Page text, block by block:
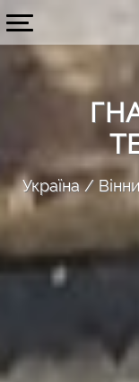
Україна